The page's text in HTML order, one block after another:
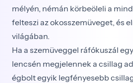
mélyén, némán körbeöleli a
felteszi az okosszemüveget, és
világában.
Ha a szemüveggel ráfókuszál
lencsén megjelennek a csillag
égbolt egyik legfényesebb